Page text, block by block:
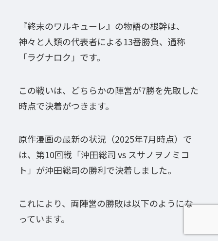
『終末のワルキューレ』の物語の根幹は、
神々と人類の代表者による13番勝負、通称
「ラグナロク」です。
この戦いは、どちらかの陣営が7勝を先取した
時点で決着がつきます。
原作漫画の最新の状況（2025年7月時点）で
は、第10回戦「沖田総司 vs スサノヲノミコ
ト」が沖田総司の勝利で決着しました。
これにより、両陣営の勝敗は以下のようにな
っています。